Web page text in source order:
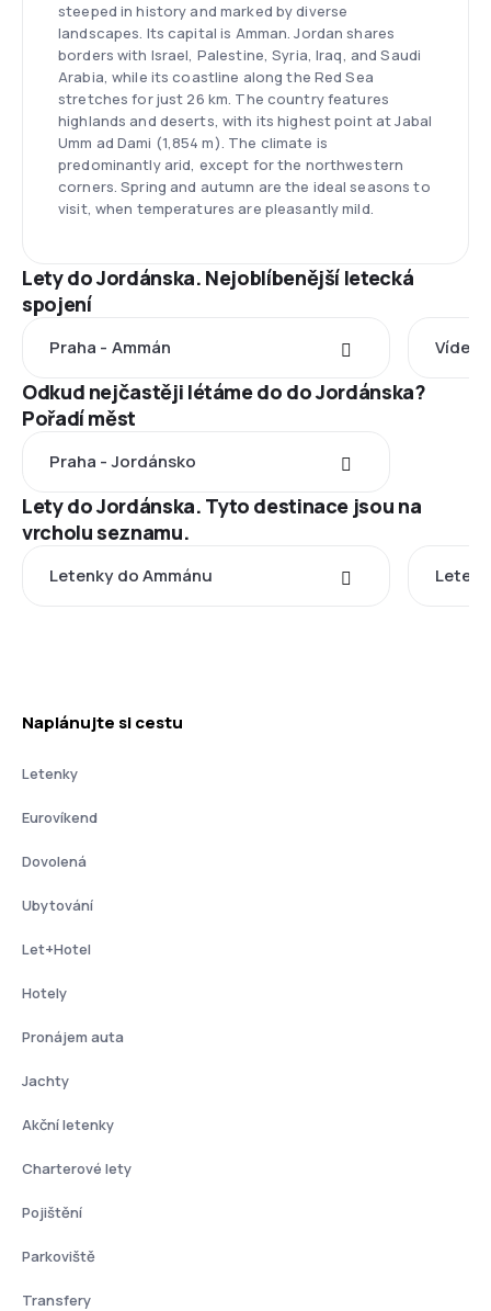
steeped in history and marked by diverse
landscapes. Its capital is Amman. Jordan shares
borders with Israel, Palestine, Syria, Iraq, and Saudi
Arabia, while its coastline along the Red Sea
stretches for just 26 km. The country features
highlands and deserts, with its highest point at Jabal
Umm ad Dami (1,854 m). The climate is
predominantly arid, except for the northwestern
corners. Spring and autumn are the ideal seasons to
visit, when temperatures are pleasantly mild.
Lety do Jordánska. Nejoblíbenější letecká
spojení
Praha - Ammán Vídeň
Odkud nejčastěji létáme do do Jordánska?
Pořadí měst
Praha - Jordánsko
Lety do Jordánska. Tyto destinace jsou na
vrcholu seznamu.
Letenky do Ammánu
Naplánujte si cestu
Letenky
Eurovíkend
Dovolená
Ubytování
Let+Hotel
Hotely
Pronájem auta
Jachty
Akční letenky
Charterové lety
Pojištění
Parkoviště
Transfery